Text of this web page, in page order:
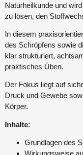
Naturheilkunde und
zu lösen, den
In diesem
des Schröpfens sowie
klar strukturiert,
praktisches Üben.
Der Fokus liegt auf
Druck und Gewebe
Körper.
Inhalte:
Grundlagen des